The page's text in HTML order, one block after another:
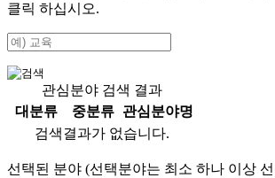
클릭 하십시오.
관심분야 검색 결과
대분류
중분류
관심분야명
검색결과가 없습니다.
선택된 분야 (선택분야는 최소 하나 이상